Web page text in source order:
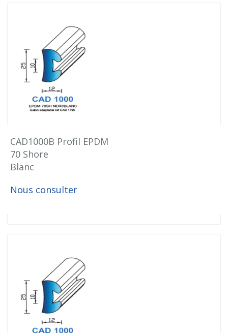
CAD1000B Profil EPDM
70 Shore
Blanc
Nous consulter